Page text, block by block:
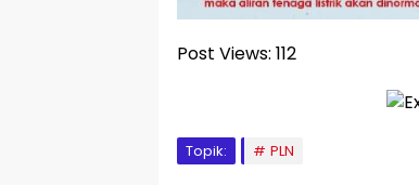
Post Views: 112
Topik: PLN